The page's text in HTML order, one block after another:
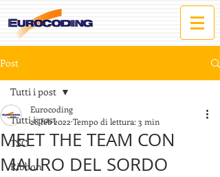
Post
Tutti i post
TSC
Ribbon
Tutti i post
MEET THE TEAM CON
MAURO DEL SORDO
Eurocoding
28 feb 2022 Tempo di lettura: 3 min